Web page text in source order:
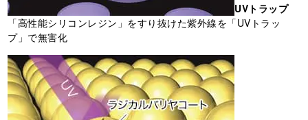
UVトラップ
「高性能シリコンレジン」をすり抜けた紫外線を「UVトラッ
プ」で無害化